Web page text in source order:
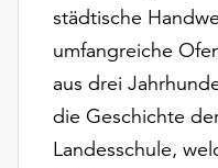
Cookies
werden
auch
Einverständnis
städtische
umfangreiche
aus drei
die Geschichte
Landesschule,